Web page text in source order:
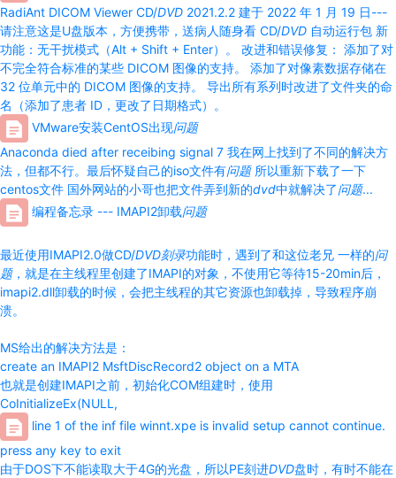
RadiAnt DICOM Viewer CD/DVD 2021.2.2 建于 2022 年 1 月 19 日---
请注意这是U盘版本，方便携带，送病人随身看 CD/DVD 自动运行包 新
功能：无干扰模式（Alt + Shift + Enter）。 改进和错误修复： 添加了对
不完全符合标准的某些 DICOM 图像的支持。 添加了对像素数据存储在
32 位单元中的 DICOM 图像的支持。 导出所有系列时改进了文件夹的命
名（添加了患者 ID，更改了日期格式）。
VMware安装CentOS出现问题
Anaconda died after receibing signal 7 我在网上找到了不同的解决方
法，但都不行。最后怀疑自己的iso文件有问题所以重新下载了一下
centos文件 国外网站的小哥也把文件弄到新的dvd中就解决了问题...
编程备忘录 --- IMAPI2卸载问题
最近使用IMAPI2.0做CD/DVD刻录功能时，遇到了和这位老兄 一样的问
题，就是在主线程里创建了IMAPI的对象，不使用它等待15-20min后，
imapi2.dll卸载的时候，会把主线程的其它资源也卸载掉，导致程序崩
溃。
MS给出的解决方法是：
create an IMAPI2 MsftDiscRecord2 object on a MTA
也就是创建IMAPI之前，初始化COM组建时，使用
CoInitializeEx(NULL,
line 1 of the inf file winnt.xpe is invalid setup cannot continue.
press any key to exit
由于DOS下不能读取大于4G的光盘，所以PE刻进DVD盘时，有时不能在